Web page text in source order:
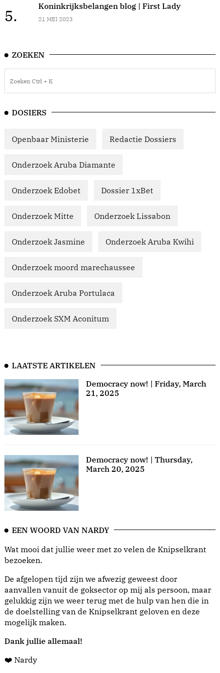
5.
Koninkrijksbelangen blog | First Lady
21 MEI 2023
ZOEKEN
DOSIERS
Openbaar Ministerie Redactie Dossiers
Onderzoek Aruba Diamante
Onderzoek Edobet Dossier 1xBet
Onderzoek Mitte Onderzoek Lissabon
Onderzoek Jasmine Onderzoek Aruba Kwihi
Onderzoek moord marechaussee
Onderzoek Aruba Portulaca
Onderzoek SXM Aconitum
LAATSTE ARTIKELEN
Democracy now! | Friday, March
21, 2025
Democracy now! | Thursday,
March 20, 2025
EEN WOORD VAN NARDY
Wat mooi dat jullie weer met zo velen de Knipselkrant
bezoeken.
De afgelopen tijd zijn we afwezig geweest door
aanvallen vanuit de goksector op mij als persoon, maar
gelukkig zijn we weer terug met de hulp van hen die in
de doelstelling van de Knipselkrant geloven en deze
mogelijk maken.
Dank jullie allemaal!
❤️ Nardy